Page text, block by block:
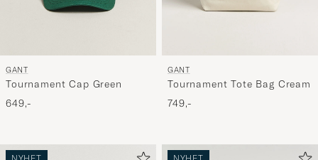
GANT
Tournament Cap Green
649,-
GANT
Tournament Tote Bag Cream
749,-